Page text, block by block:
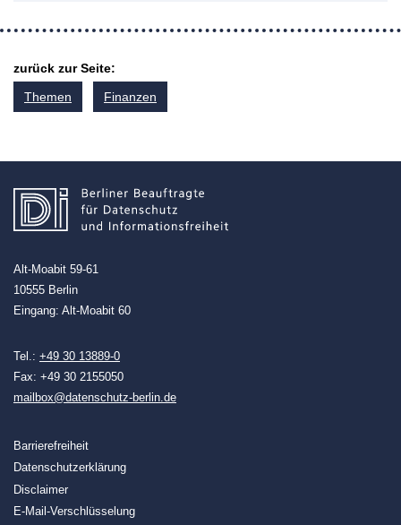
zurück zur Seite:
Themen
Finanzen
Alt-Moabit 59-61
10555 Berlin
Eingang: Alt-Moabit 60
Tel.: +49 30 13889-0
Fax: +49 30 2155050
mailbox@datenschutz-berlin.de
Barrierefreiheit
Datenschutzerklärung
Disclaimer
E-Mail-Verschlüsselung